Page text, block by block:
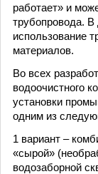
работает» и
трубопровода.
использование
материалов.
Во всех
водоочистного
установки
одним из
1 вариант –
«сырой»
водозаборной